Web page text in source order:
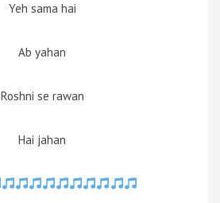
Yeh sama hai
Ab yahan
Roshni se rawan
Hai jahan